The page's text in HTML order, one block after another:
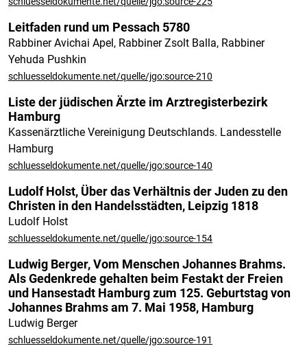
Leitfaden rund um Pessach 5780
Rabbiner Avichai Apel, Rabbiner Zsolt Balla, Rabbiner
Yehuda Pushkin
schluesseldokumente.net/quelle/jgo:source-210
Liste der jüdischen Ärzte im Arztregisterbezirk
Hamburg
Kassenärztliche Vereinigung Deutschlands. Landesstelle
Hamburg
schluesseldokumente.net/quelle/jgo:source-140
Ludolf Holst, Über das Verhältnis der Juden zu den
Christen in den Handelsstädten, Leipzig 1818
Ludolf Holst
schluesseldokumente.net/quelle/jgo:source-154
Ludwig Berger, Vom Menschen Johannes Brahms.
Als Gedenkrede gehalten beim Festakt der Freien
und Hansestadt Hamburg zum 125. Geburtstag von
Johannes Brahms am 7. Mai 1958, Hamburg
Ludwig Berger
schluesseldokumente.net/quelle/jgo:source-191